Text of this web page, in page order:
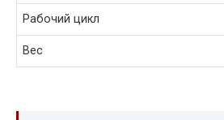
Рабочий цикл
Вес